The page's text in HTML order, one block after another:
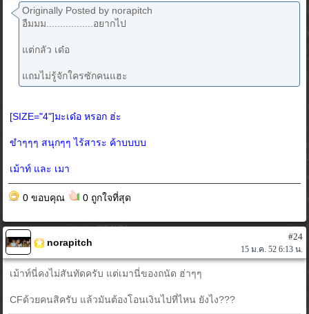
Originally Posted by norapitch
อืมมม.................อยากไป
แต่กลัว เด๋อ
แถมไม่รู้จักใครซักคนแฮะ
[SIZE="4"]มะเด๋อ หรอก ฮ่ะ
ขำๆๆๆ สนุกๆๆ ไร้สาระ ค้าบบบบ
เม้าท์ และ เมา
0 ขอบคุณ 0 ถูกใจที่สุด
norapitch
#24
15 ม.ค. 52 6:13 น.
เม้าท์นี่คงไม่สันทัดครับ แต่เมานี่ของถนัด ฮ่าๆๆ
CFด้วยคนสิครับ แล้วมันต้องโอนเงินไปที่ไหน ยังไง???